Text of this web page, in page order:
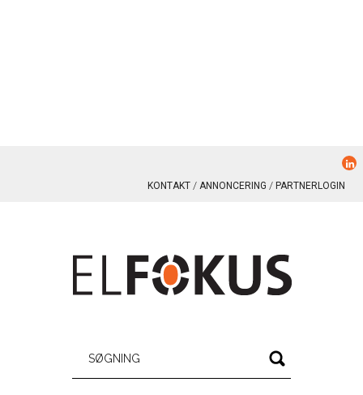
KONTAKT ANNONCERING PARTNERLOGIN